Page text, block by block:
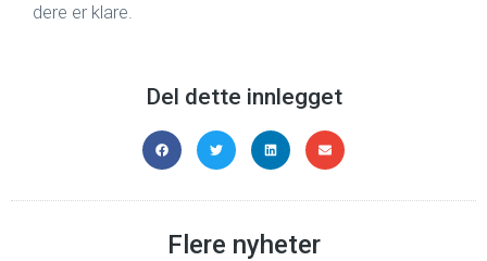
dere er klare.
Del dette innlegget
Flere nyheter